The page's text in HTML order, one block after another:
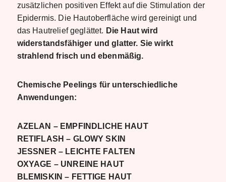
zusätzlichen positiven Effekt auf die Stimulation der
Epidermis. Die Hautoberfläche wird gereinigt und
das Hautrelief geglättet. Die Haut wird
widerstandsfähiger und glatter. Sie wirkt
strahlend frisch und ebenmäßig.
Chemische Peelings für unterschiedliche
Anwendungen:
AZELAN – EMPFINDLICHE HAUT
RETIFLASH– GLOWY SKIN
JESSNER – LEICHTE FALTEN
OXYAGE – UNREINE HAUT
BLEMISKIN – FETTIGE HAUT